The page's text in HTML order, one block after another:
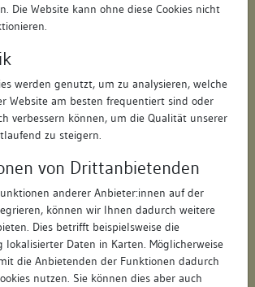
Die Website kann ohne diese Cookies nicht
werden genutzt, um zu analysieren, welche
Website am besten frequentiert sind oder
verbessern können, um die Qualität unserer
zu steigern.
von Drittanbietenden
anderer Anbieter:innen auf der
können wir Ihnen dadurch weitere
Dies betrifft beispielsweise die
lokalisierter Daten in Karten. Möglicherweise
die Anbietenden der Funktionen dadurch
nutzen. Sie können dies aber auch
Als PDF herunterladen:
Rheingasse
9
78462
Konstanz
Freiburg
Konstanz (Landkreis)